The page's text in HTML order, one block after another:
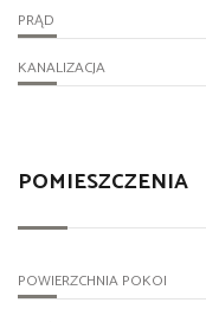
PRĄD
KANALIZACJA
POMIESZCZENIA
POWIERZCHNIA POKOI